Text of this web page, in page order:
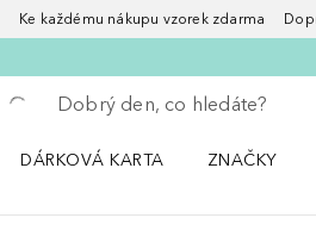
Ke každému nákupu vzorek zdarma
Vraťte se
Proveďte vyhledávání
DÁRKOVÁ KARTA
ZNAČKY